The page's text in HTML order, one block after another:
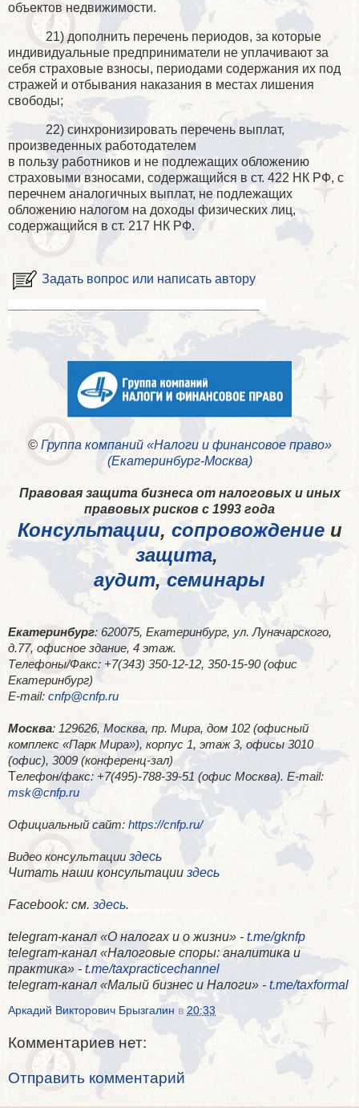
объектов недвижимости.
21)дополнить перечень периодов, за которые
индивидуальные предприниматели не уплачивают за
себя страховые взносы, периодами содержания их под
стражей и отбывания наказания в местах лишения
свободы;
22) синхронизировать перечень выплат,
произведенных работодателем
в пользу работников и не подлежащих обложению
страховыми взносами, содержащийся в ст. 422 НК РФ, с
перечнем аналогичных выплат, не подлежащих
обложению налогом на доходы физических лиц,
содержащийся в ст. 217 НК РФ.
Задать вопрос или написать автору
© Группа компаний «Налоги и финансовое право»
(Екатеринбург-Москва)
Правовая защита бизнеса от налоговых и иных
правовых рисков с 1993 года
Консультации, сопровождениеи
защита,
аудит,семинары
Екатеринбург: 620075, Екатеринбург, ул. Луначарского,
д.77, офисное здание, 4 этаж.
Телефоны/Факс: +7(343) 350-12-12, 350-15-90 (офис
Екатеринбург)
E-mail: cnfp@cnfp.ru
Москва: 129626, Москва, пр. Мира, дом 102 (офисный
комплекс «Парк Мира»), корпус 1, этаж 3, офисы 3010
(офис), 3009 (конференц-зал)
Телефон/факс: +7(495)-788-39-51 (офис Москва). E-mail:
msk@cnfp.ru
Официальный сайт: https://cnfp.ru/
Видео консультации здесь
Читать наши консультации здесь
Facebook: см. здесь.
telegram-канал «О налогах и о жизни» - t.me/gknfp
telegram-канал «Налоговые споры: аналитика и
практика» -t.me/taxpracticechannel
telegram-канал «Малый бизнес и Налоги» - t.me/taxformal
Аркадий Викторович Брызгалин в20:33
Комментариев нет:
Отправить комментарий